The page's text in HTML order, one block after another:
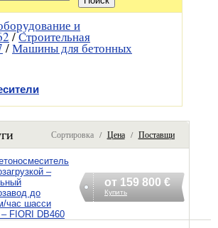
и
/Строительная
/Машины для бетонных
Сортировка / Цена/ Поставщик
–
до
час шасси
FIORI DB460
от 159 800 €
Купить